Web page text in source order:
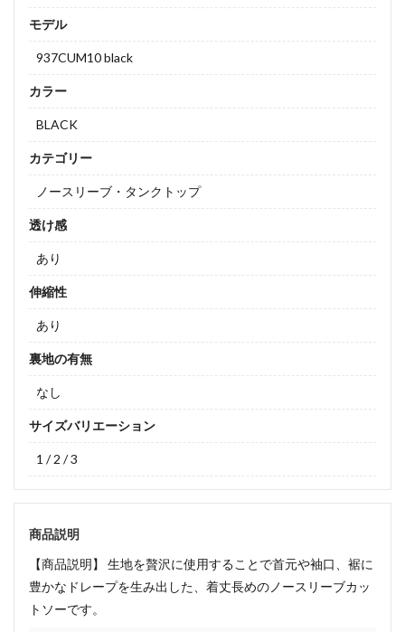
モデル
937CUM10 black
カラー
BLACK
カテゴリー
ノースリーブ・タンクトップ
透け感
あり
伸縮性
あり
裏地の有無
なし
サイズバリエーション
1 / 2 / 3
商品説明
【商品説明】 生地を贅沢に使用することで首元や袖口、裾に
豊かなドレープを生み出した、着丈長めのノースリーブカッ
トソーです。